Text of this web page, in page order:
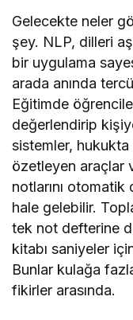
Gelecekte neler
şey. NLP, dilleri
bir uygulama
arada anında
Eğitimde
değerlendirip
sistemler, hukukta
özetleyen araçlar
notlarını
hale gelebilir.
tek not defterine
kitabı saniyeler
Bunlar kulağa
fikirler arasında.